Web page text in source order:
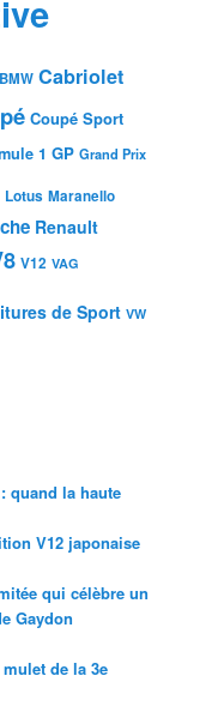
BMW Cabriolet
Coupé Sport
1 GP Grand Prix
Lotus Maranello
Renault
V12 VAG
de Sport VW
quand la haute
V12 japonaise
qui célèbre un
Gaydon
de la 3e